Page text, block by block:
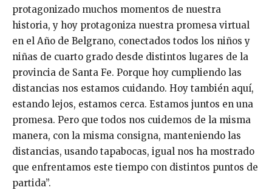
protagonizado muchos momentos de nuestra
historia, y hoy protagoniza nuestra promesa virtual
en el Año de Belgrano, conectados todos los niños y
niñas de cuarto grado desde distintos lugares de la
provincia de Santa Fe. Porque hoy cumpliendo las
distancias nos estamos cuidando. Hoy también aquí,
estando lejos, estamos cerca. Estamos juntos en una
promesa. Pero que todos nos cuidemos de la misma
manera, con la misma consigna, manteniendo las
distancias, usando tapabocas, igual nos ha mostrado
que enfrentamos este tiempo con distintos puntos de
partida”.